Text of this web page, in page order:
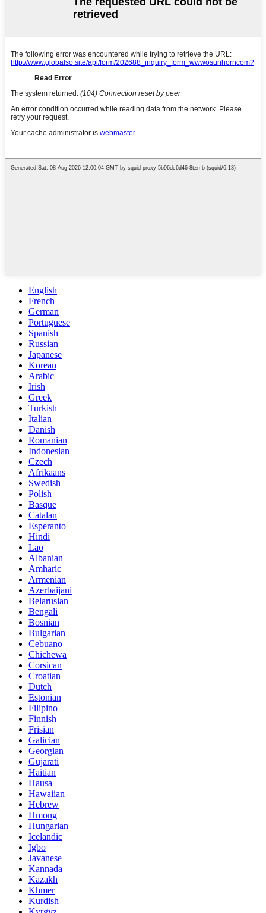
English
French
German
Portuguese
Spanish
Russian
Japanese
Korean
Arabic
Irish
Greek
Turkish
Italian
Danish
Romanian
Indonesian
Czech
Afrikaans
Swedish
Polish
Basque
Catalan
Esperanto
Hindi
Lao
Albanian
Amharic
Armenian
Azerbaijani
Belarusian
Bengali
Bosnian
Bulgarian
Cebuano
Chichewa
Corsican
Croatian
Dutch
Estonian
Filipino
Finnish
Frisian
Galician
Georgian
Gujarati
Haitian
Hausa
Hawaiian
Hebrew
Hmong
Hungarian
Icelandic
Igbo
Javanese
Kannada
Kazakh
Khmer
Kurdish